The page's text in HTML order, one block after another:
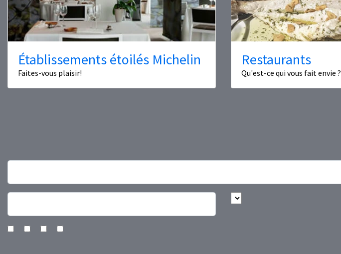
Établissements étoilés Michelin
Faites-vous plaisir!
Restaurants
Qu'est-ce qui vous fait envie ?